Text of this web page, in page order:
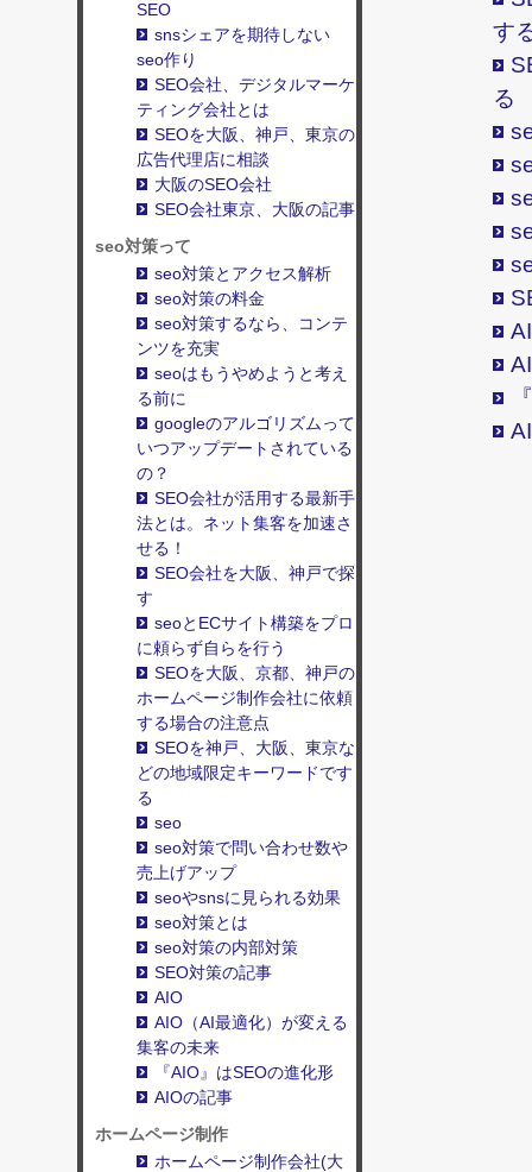
SEO
snsシェアを期待しない
seo作り
SEO会社、デジタルマーケ
ティング会社とは
SEOを大阪、神戸、東京の
広告代理店に相談
大阪のSEO会社
SEO会社東京、大阪の記事
seo対策って
seo対策とアクセス解析
seo対策の料金
seo対策するなら、コンテ
ンツを充実
seoはもうやめようと考え
る前に
googleのアルゴリズムって
いつアップデートされている
の？
SEO会社が活用する最新手
法とは。ネット集客を加速さ
せる！
SEO会社を大阪、神戸で探
す
seoとECサイト構築をプロ
に頼らず自らを行う
SEOを大阪、京都、神戸の
ホームページ制作会社に依頼
する場合の注意点
SEOを神戸、大阪、東京な
どの地域限定キーワードです
る
seo
seo対策で問い合わせ数や
売上げアップ
seoやsnsに見られる効果
seo対策とは
seo対策の内部対策
SEO対策の記事
AIO
AIO（AI最適化）が変える
集客の未来
『AIO』はSEOの進化形
AIOの記事
ホームページ制作
ホームページ制作会社(大
す
る